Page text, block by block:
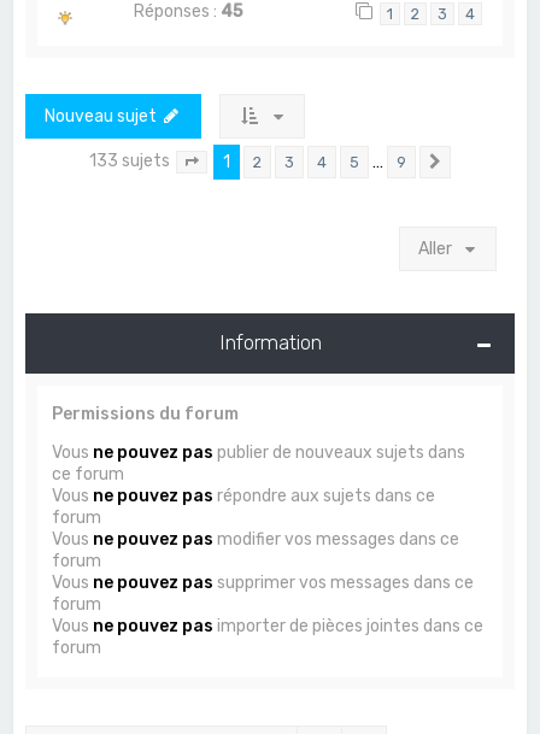
Réponses : 45 1 2 3 4
Nouveau sujet
133 sujets Page sur 9
1 2 3 4 5 … 9
Aller
Information
Permissions du forum
Vous ne pouvez pas publier de nouveaux sujets dans
ce forum
Vous ne pouvez pas répondre aux sujets dans ce
forum
Vous ne pouvez pas modifier vos messages dans ce
forum
Vous ne pouvez pas supprimer vos messages dans ce
forum
Vous ne pouvez pas importer de pièces jointes dans ce
forum